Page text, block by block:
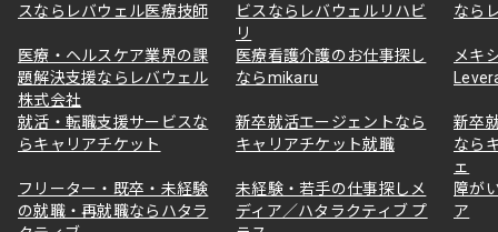
スならレバウェル医療技師
ビスならレバウェルリハビ
リ
なら
医療・ヘルスケア業界の課
題解決支援ならレバウェル
株式会社
医療看護介護のお仕事探し
ならmikaru
メキ
就活・転職支援サービスな
らキャリアチケット
新卒就活エージェントなら
キャリアチケット就職
新卒
なら
ェ
フリーター・既卒・未経験
の就職・再就職ならハタラ
未経験・若手の仕事探しメ
ディア／ハタラクティブ プ
障が
ア